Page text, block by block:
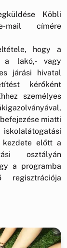
Köbli
címére
hogy a
a lakó,- vagy
járási hivatal
kérőként
személyes
miatti
kezdete előtt a
osztályán
a programba
regisztrációja